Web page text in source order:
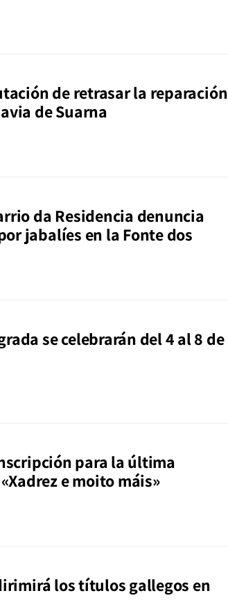
de retrasar la reparación
de Suarna
da Residencia denuncia
jabalíes en la Fonte dos
se celebrarán del 4 al 8 de
para la última
e moito máis»
los títulos gallegos en